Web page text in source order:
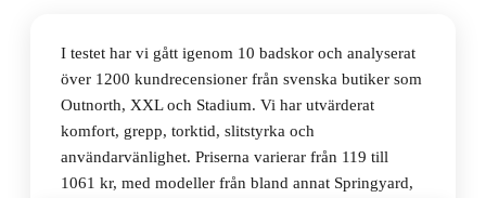
I testet har vi gått igenom 10 badskor och analyserat
över 1200 kundrecensioner från svenska butiker som
Outnorth, XXL och Stadium. Vi har utvärderat
komfort, grepp, torktid, slitstyrka och
användarvänlighet. Priserna varierar från 119 till
1061 kr, med modeller från bland annat Springyard,